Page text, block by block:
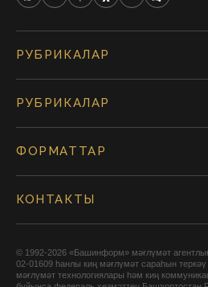
РУБРИКАЛАР
РУБРИКАЛАР
ФОРМАТТАР
КОНТАКТЫ
© 1992-2026 «Башинформ» мәғлүмәт
02-01609 һанлы киң мәғлүмәт сараһын
мәғлүмәт технологиялары һәм киң